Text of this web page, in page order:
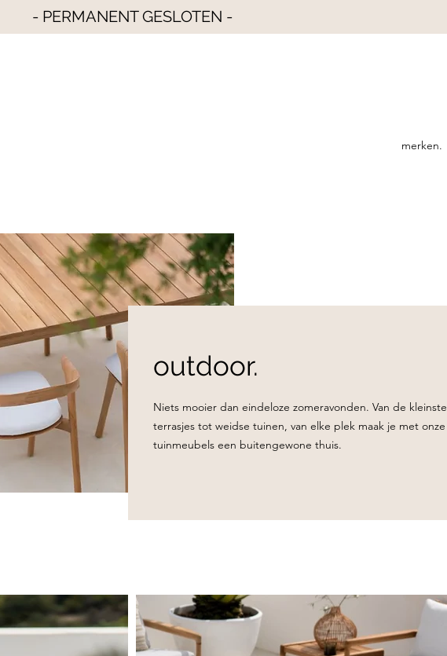
- PERMANENT GESLOTEN -
merken.
outdoor.
Niets mooier dan eindeloze zomeravonden. Van de kleinste
terrasjes tot weidse tuinen, van elke plek maak je met onze
tuinmeubels een buitengewone thuis.